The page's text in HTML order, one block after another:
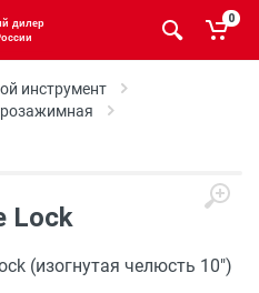
дилер
0
инструмент
Lock
(изогнутая челюсть 10")